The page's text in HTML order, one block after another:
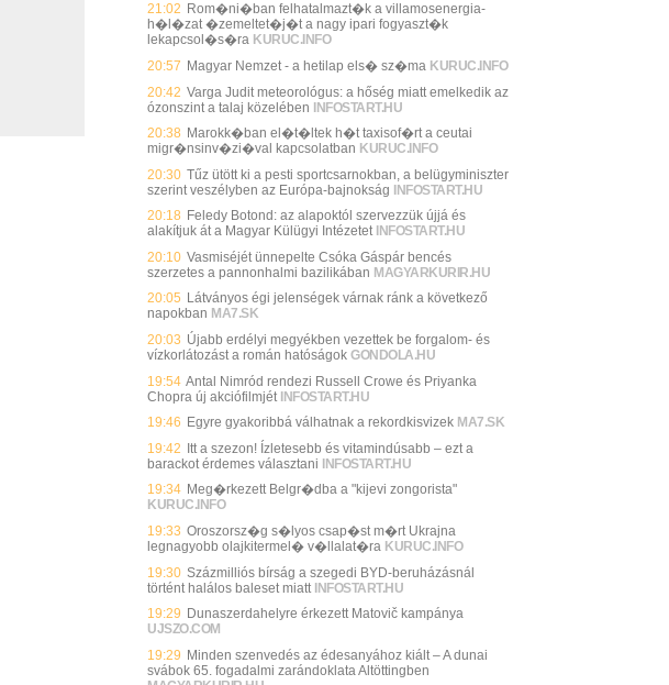
21:02 Rom�ni�ban felhatalmazt�k a villamosenergia-
h�l�zat �zemeltet�j�t a nagy ipari fogyaszt�k
lekapcsol�s�ra KURUC.INFO
20:57 Magyar Nemzet - a hetilap els� sz�ma KURUC.INFO
20:42 Varga Judit meteorológus: a hőség miatt emelkedik az
ózonszint a talaj közelében INFOSTART.HU
20:38 Marokk�ban el�t�ltek h�t taxisof�rt a ceutai
migr�nsinv�zi�val kapcsolatban KURUC.INFO
20:30 Tűz ütött ki a pesti sportcsarnokban, a belügyminiszter
szerint veszélyben az Európa-bajnokság INFOSTART.HU
20:18 Feledy Botond: az alapoktól szervezzük újjá és
alakítjuk át a Magyar Külügyi Intézetet INFOSTART.HU
20:10 Vasmiséjét ünnepelte Csóka Gáspár bencés
szerzetes a pannonhalmi bazilikában MAGYARKURIR.HU
20:05 Látványos égi jelenségek várnak ránk a következő
napokban MA7.SK
20:03 Újabb erdélyi megyékben vezettek be forgalom- és
vízkorlátozást a román hatóságok GONDOLA.HU
19:54 Antal Nimród rendezi Russell Crowe és Priyanka
Chopra új akciófilmjét INFOSTART.HU
19:46 Egyre gyakoribbá válhatnak a rekordkisvizek MA7.SK
19:42 Itt a szezon! Ízletesebb és vitamindúsabb – ezt a
barackot érdemes választani INFOSTART.HU
19:34 Meg�rkezett Belgr�dba a "kijevi zongorista"
KURUC.INFO
19:33 Oroszorsz�g s�lyos csap�st m�rt Ukrajna
legnagyobb olajkitermel� v�llalat�ra KURUC.INFO
19:30 Százmilliós bírság a szegedi BYD-beruházásnál
történt halálos baleset miatt INFOSTART.HU
19:29 Dunaszerdahelyre érkezett Matovič kampánya
UJSZO.COM
19:29 Minden szenvedés az édesanyához kiált – A dunai
svábok 65. fogadalmi zarándoklata Altöttingben